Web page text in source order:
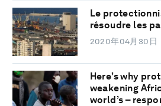
Le
résoudre les
2020年04月30日
Here’s why
weakening
world’s –